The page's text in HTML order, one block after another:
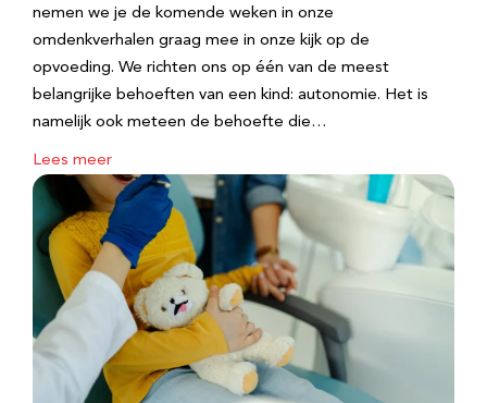
nemen we je de komende weken in onze
omdenkverhalen graag mee in onze kijk op de
opvoeding. We richten ons op één van de meest
belangrijke behoeften van een kind: autonomie. Het is
namelijk ook meteen de behoefte die…
Lees meer